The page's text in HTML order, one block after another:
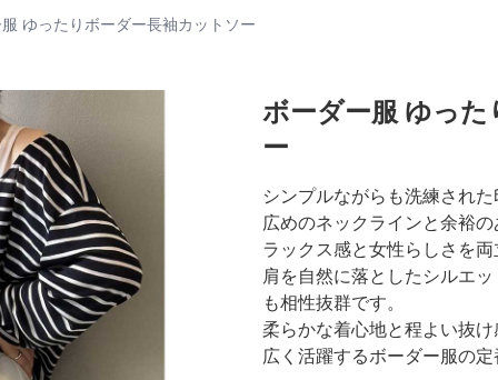
ゆったりボーダー長袖カットソー
ボーダー服 ゆっ
ー
シンプルながらも洗練され
広めのネックラインと余裕
ラックス感と女性らしさを
肩を自然に落としたシルエ
も相性抜群です。
柔らかな着心地と程よい抜
広く活躍するボーダー服の